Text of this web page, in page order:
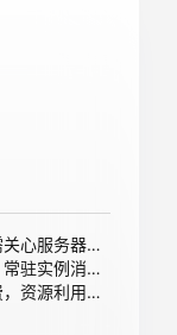
聚焦业务逻辑开发，无需关心服务器购买等运维操作
弹性实例应对突发流量，常驻实例消除冷启动
按实际使用计算资源计费，资源利用率高